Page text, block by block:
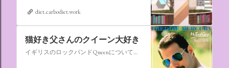
diet.carbodiet.work
猫好き父さんのクイーン大好き
イギリスのロックバンドQueenについての情報をアップします。